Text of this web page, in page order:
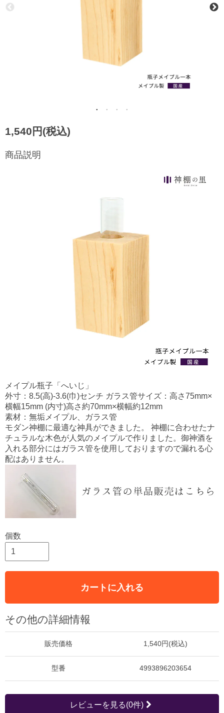
1,540円(税込)
商品説明
メイプル瓶子「へいじ」
外寸：8.5(高)-3.6(巾)センチ ガラス管サイズ：高さ75mm×
横幅15mm (内寸)高さ約70mm×横幅約12mm
素材：無垢メイプル、ガラス管
モダン神棚に最適な神具ができました。 神棚に合わせたナ
チュラルな木色が人気のメイプルで作りました。御神酒を
入れる部分にはガラス管を使用しておりますので漏れる心
配はありません。
個数
カートに入れる
その他の詳細情報
販売価格 1,540円(税込)
型番 4993896203654
レビューを見る(0件)